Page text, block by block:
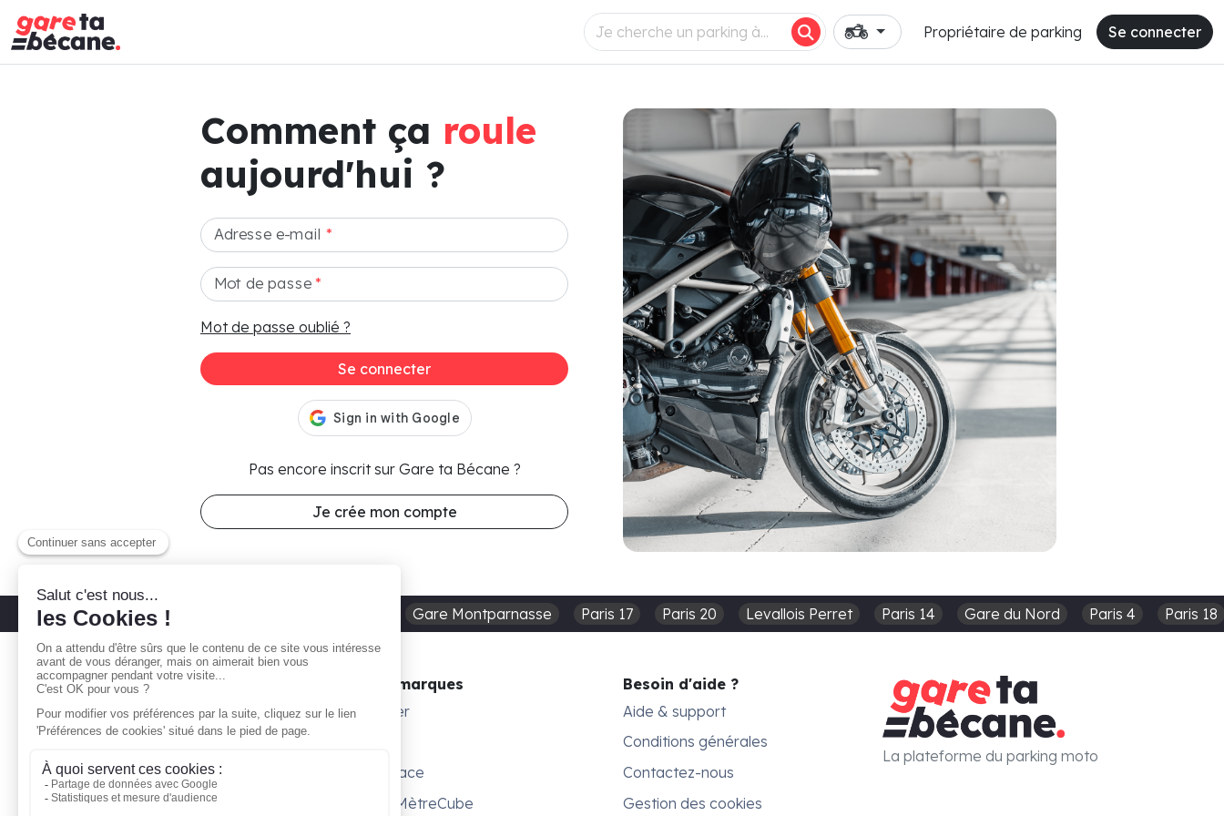
Propriétaire de parking Se connecter
Comment ça roule
aujourd'hui ?
Adresse e-mail *
Mot de passe*
Mot de passe oublié ?
Se connecter
Pas encore inscrit sur Gare ta Bécane ?
Je crée mon compte
Découvrez nos parkings moto Gare Montparnasse Paris 17 Paris 20 Levallois Perret Paris 14 Gare du Nord Paris 4 Paris 18
Gare ta Bécane
À propos
Comment ça marche ?
Je suis propriétaire
Blog
Nos marques
Subter
Surplace
PetitMètreCube
Besoin d'aide ?
Aide & support
Conditions générales
Contactez-nous
Gestion des cookies
La plateforme du parking moto